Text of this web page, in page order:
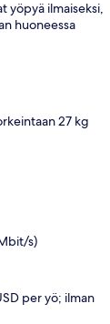
yöpyä ilmaiseksi,
huoneessa
27 kg
s)
per yö; ilman